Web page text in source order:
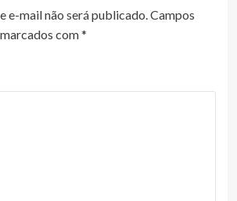
e-mail não será publicado.Campos
com*